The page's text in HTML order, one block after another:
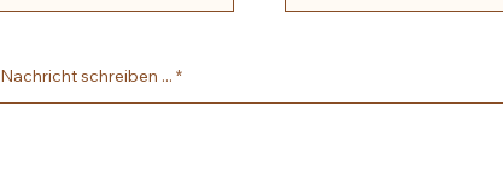
Nachricht schreiben ...